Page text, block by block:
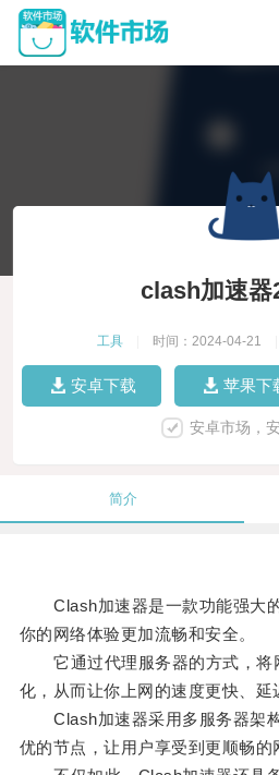
clash加速器
工具 时间：2024-04-21
安卓下载 苹果下
安卓市场，
简介
Clash加速器是一款功能强大的
你的网络体验更加流畅和安全。
它通过代理服务器的方式，将
化，从而让你上网的速度更快、延
Clash加速器采用多服务器架
优的节点，让用户享受到更顺畅的